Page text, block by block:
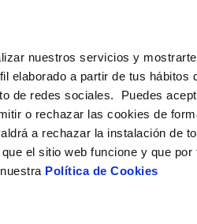
nuestros servicios y
elaborado a partir de tus hábitos
de redes sociales. Puedes
o rechazar las cookies de
a rechazar la instalación de
el sitio web funcione y que por
Política de Cookies
MODIFICACIÓN DE
Actualizar datos
Actualizar datos de
COMPROMISO DE SERVICIO
Carta de compromisos
Customer Counsel (Defensa
Tu Agua
CUIDADOS DEL AGUA
Consejos de ahorro
Depósitos comunitarios
Conócenos
PERFIL DEL CONTRATANTE
Plataforma de contratación
público
Licitaciones en curso